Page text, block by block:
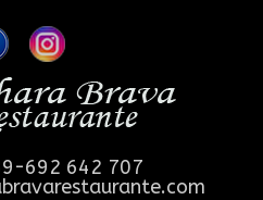
692 642 707